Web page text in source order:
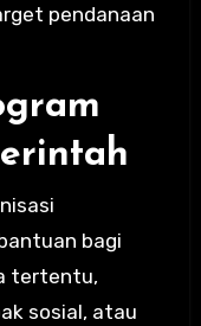
pendanaan
bagi
tertentu,
sosial, atau